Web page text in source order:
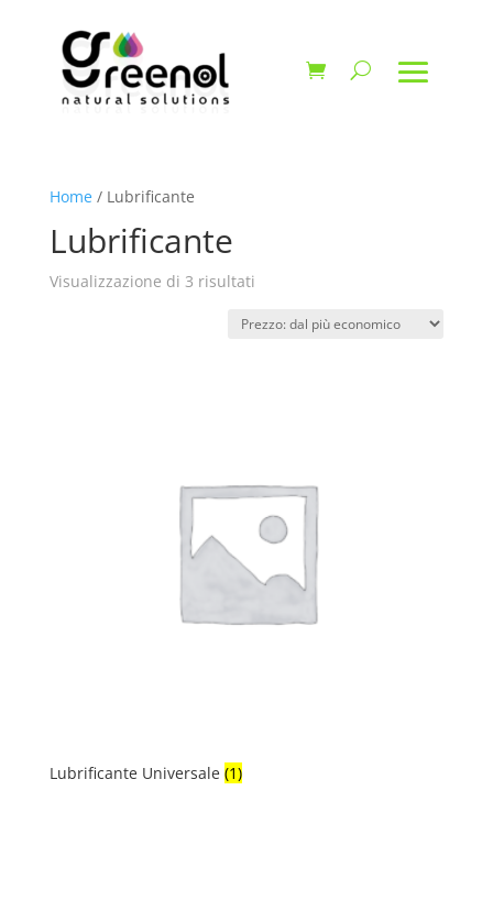
Home/ Lubrificante
Lubrificante
Visualizzazione di 3 risultatiPrezzo:
più
Lubrificante Universale (1)